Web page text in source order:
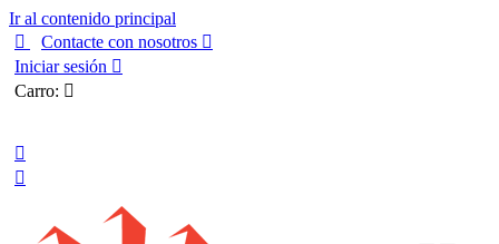
Ir al contenido principal

Contacte con nosotros 
Iniciar sesión 
Carro: 

